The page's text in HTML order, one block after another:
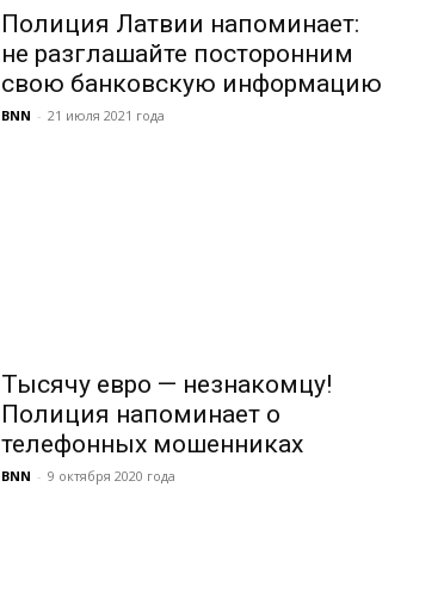
Полиция Латвии напоминает:
не разглашайте посторонним
свою банковскую информацию
BNN - 21 июля 2021 года
Тысячу евро — незнакомцу!
Полиция напоминает о
телефонных мошенниках
BNN - 9 октября 2020 года